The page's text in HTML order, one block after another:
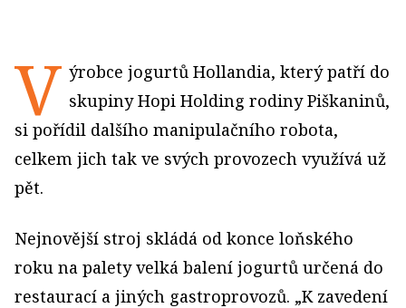
V ýrobce jogurtů Hollandia, který patří do
skupiny Hopi Holding rodiny Piškaninů,
si pořídil dalšího manipulačního robota,
celkem jich tak ve svých provozech využívá už
pět.
Nejnovější stroj skládá od konce loňského
roku na palety velká balení jogurtů určená do
restaurací a jiných gastroprovozů. „K zavedení